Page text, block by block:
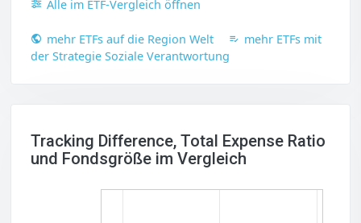
Alle im ETF-Vergleich öffnen
mehr ETFs auf die Region Welt
mehr ETFs mit
der Strategie Soziale Verantwortung
Tracking Difference, Total Expense Ratio
und Fondsgröße im Vergleich